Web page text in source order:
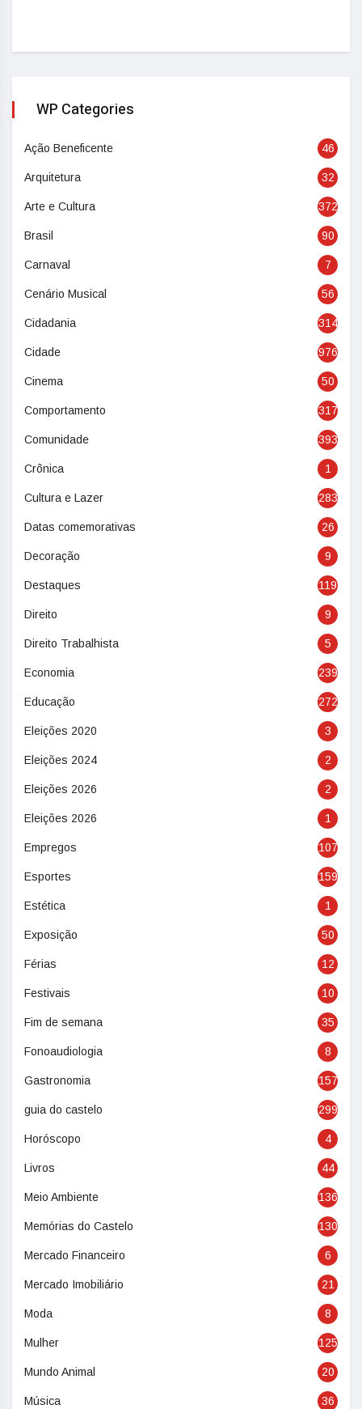
WP Categories
Ação Beneficente 46
Arquitetura 32
Arte e Cultura 372
Brasil 90
Carnaval 7
Cenário Musical 56
Cidadania 314
Cidade 976
Cinema 50
Comportamento 317
Comunidade 393
Crônica 1
Cultura e Lazer 283
Datas comemorativas 26
Decoração 9
Destaques 119
Direito 9
Direito Trabalhista 5
Economia 239
Educação 272
Eleições 2020 3
Eleições 2024 2
Eleições 2026 2
Eleições 2026 1
Empregos 107
Esportes 159
Estética 1
Exposição 50
Férias 12
Festivais 10
Fim de semana 35
Fonoaudiologia 8
Gastronomia 157
guia do castelo 299
Horóscopo 4
Livros 44
Meio Ambiente 136
Memórias do Castelo 130
Mercado Financeiro 6
Mercado Imobiliário 21
Moda 8
Mulher 125
Mundo Animal 20
Música 36